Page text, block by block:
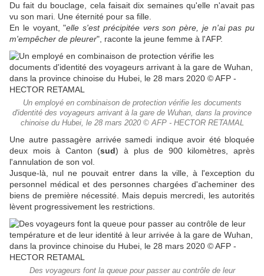
Du fait du bouclage, cela faisait dix semaines qu'elle n'avait pas
vu son mari. Une éternité pour sa fille.
En le voyant, "elle s'est précipitée vers son père, je n'ai pas pu
m'empêcher de pleurer", raconte la jeune femme à l'AFP.
Un employé en combinaison de protection vérifie les documents
d'identité des voyageurs arrivant à la gare de Wuhan, dans la province
chinoise du Hubei, le 28 mars 2020 © AFP - HECTOR RETAMAL
Une autre passagère arrivée samedi indique avoir été bloquée
deux mois à Canton (sud) à plus de 900 kilomètres, après
l'annulation de son vol.
Jusque-là, nul ne pouvait entrer dans la ville, à l'exception du
personnel médical et des personnes chargées d'acheminer des
biens de première nécessité. Mais depuis mercredi, les autorités
lèvent progressivement les restrictions.
Des voyageurs font la queue pour passer au contrôle de leur